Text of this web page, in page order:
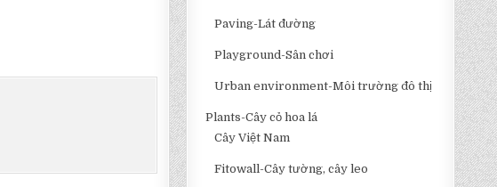
Paving-Lát đường
Playground-Sân chơi
Urban environment-Môi trường đô thị
Plants-Cây cỏ hoa lá
Cây Việt Nam
Fitowall-Cây tường, cây leo